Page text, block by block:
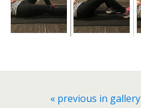
« previous in gallery